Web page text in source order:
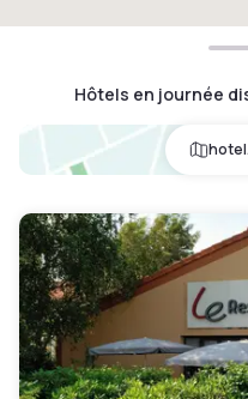
Hôtels en journée